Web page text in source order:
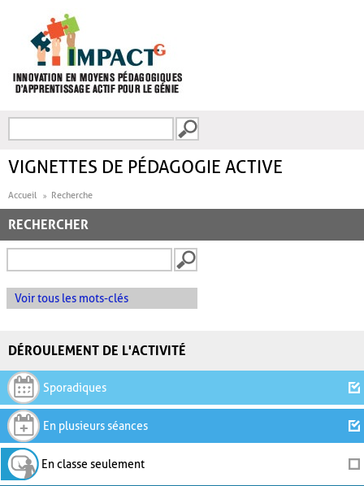
FORMULAIRE DE
VIGNETTES DE PÉDAGOGIE ACTIVE
Accueil Recherche
RECHERCHER
Voir tous les mots-clés
DÉROULEMENT DE L'ACTIVITÉ
Sporadiques
En plusieurs séances
En classe seulement